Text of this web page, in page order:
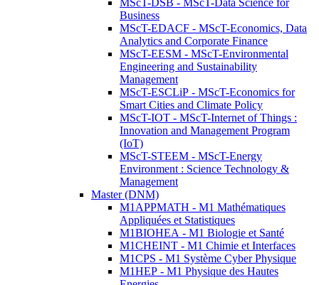
MScT-DSB - MScT-Data Science for
Business
MScT-EDACF - MScT-Economics, Data
Analytics and Corporate Finance
MScT-EESM - MScT-Environmental
Engineering and Sustainability
Management
MScT-ESCLiP - MScT-Economics for
Smart Cities and Climate Policy
MScT-IOT - MScT-Internet of Things :
Innovation and Management Program
(IoT)
MScT-STEEM - MScT-Energy
Environment : Science Technology &
Management
Master (DNM)
M1APPMATH - M1 Mathématiques
Appliquées et Statistiques
M1BIOHEA - M1 Biologie et Santé
M1CHEINT - M1 Chimie et Interfaces
M1CPS - M1 Système Cyber Physique
M1HEP - M1 Physique des Hautes